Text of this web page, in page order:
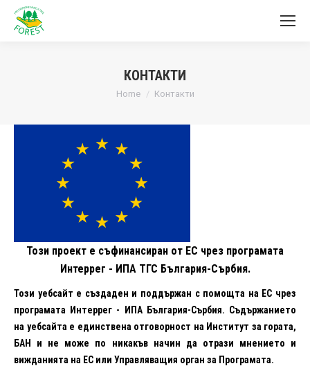
КОНТАКТИ
You are here:
Home Контакти
Този проект е съфинансиран от ЕС чрез програмата
Интеррег - ИПА ТГС България-Сърбия.
Този уебсайт е създаден и поддържан с помощта на ЕС чрез
програмата Интеррег - ИПА България-Сърбия. Съдържанието
на уебсайта е единствена отговорност на Институт за гората,
БАН и не може по никакъв начин да отрази мнението и
вижданията на ЕС или Управляващия орган за Програмата.